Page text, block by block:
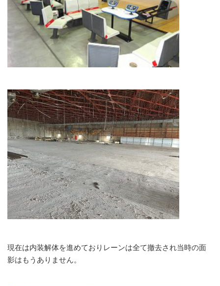
現在は内装解体を進めておりレーンは全て撤去され当時の面
影はもうありません。